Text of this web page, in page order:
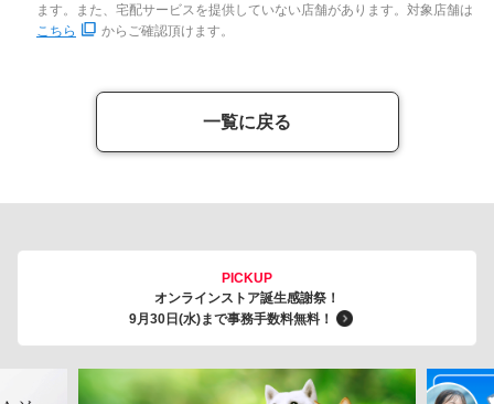
ます。また、宅配サービスを提供していない店舗があります。対象店舗は
こちら
からご確認頂けます。
一覧に戻る
PICKUP
オンラインストア誕生感謝祭！
9月30日(水)まで事務手数料無料！